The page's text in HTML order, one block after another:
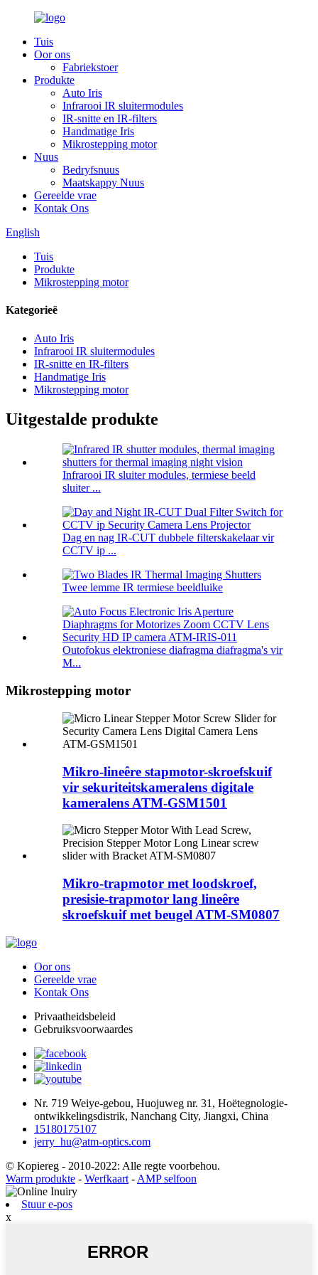
Tuis
Oor ons
Fabriekstoer
Produkte
Auto Iris
Infrarooi IR sluitermodules
IR-snitte en IR-filters
Handmatige Iris
Mikrostepping motor
Nuus
Bedryfsnuus
Maatskappy Nuus
Gereelde vrae
Kontak Ons
English
Tuis
Produkte
Mikrostepping motor
Kategorieë
Auto Iris
Infrarooi IR sluitermodules
IR-snitte en IR-filters
Handmatige Iris
Mikrostepping motor
Uitgestalde produkte
Infrarooi IR sluiter modules, termiese beeld
sluiter ...
Dag en nag IR-CUT dubbele filterskakelaar vir
CCTV ip ...
Twee lemme IR termiese beeldluike
Outofokus elektroniese diafragma diafragma's vir
M...
Mikrostepping motor
Mikro-lineêre stapmotor-skroefskuif
vir sekuriteitskameralens digitale
kameralens ATM-GSM1501
Mikro-trapmotor met loodskroef,
presisie-trapmotor lang lineêre
skroefskuif met beugel ATM-SM0807
Oor ons
Gereelde vrae
Kontak Ons
Privaatheidsbeleid
Gebruiksvoorwaardes
Nr. 719 Weiye-gebou, Huojuweg nr. 31, Hoëtegnologie-
ontwikkelingsdistrik, Nanchang City, Jiangxi, China
15180175107
jerry_hu@atm-optics.com
© Kopiereg - 2010-2022: Alle regte voorbehou.
Warm produkte - Werfkaart - AMP selfoon
Stuur e-pos
x